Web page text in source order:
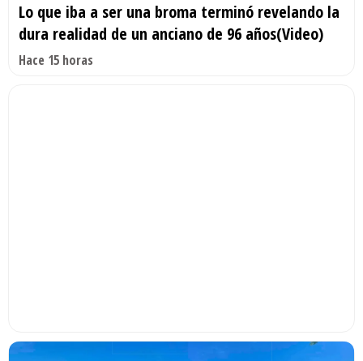
Lo que iba a ser una broma terminó revelando la
dura realidad de un anciano de 96 años(Video)
Hace 15 horas